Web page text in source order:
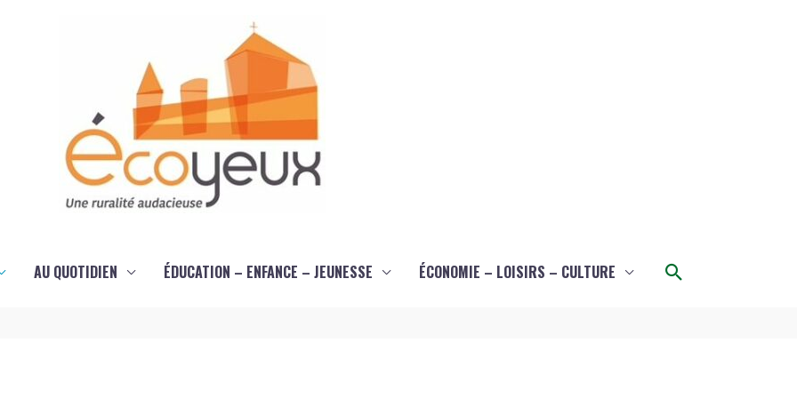
AU QUOTIDIEN ÉDUCATION – ENFANCE – JEUNESSE ÉCONOMIE – LOISIRS – CULTURE Rechercher